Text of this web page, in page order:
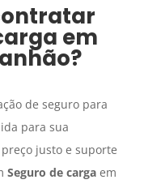
em
?
de seguro para
para sua
justo e suporte
Seguro de cargaem